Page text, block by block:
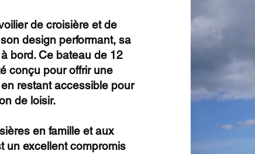
de croisière et de
design performant, sa
bord. Ce bateau de 12
conçu pour offrir une
restant accessible pour
de loisir.
en famille et aux
un excellent compromis